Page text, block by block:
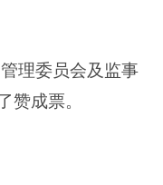
理委员会及监事
成票。